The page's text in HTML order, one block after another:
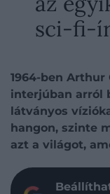
sci-fi-
1964-ben Arthur
interjúban arról
látványos
hangon, szinte
azt a világot,